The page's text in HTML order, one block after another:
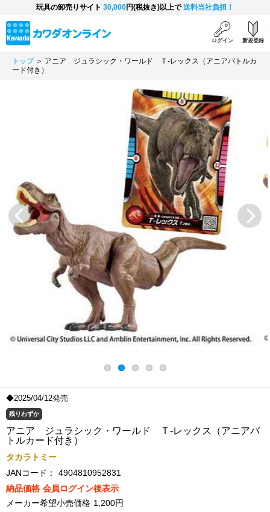
玩具の卸売りサイト 30,000円(税抜き)以上で送料当社負担！
ログイン 新規登録
トップ＞ アニア ジュラシック・ワールド Ｔ-レックス（アニアバトルカ
ード付き）
Previous
◆2025/04/12発売
残りわずか
アニア ジュラシック・ワールド Ｔ-レックス（アニアバ
トルカード付き）
タカラトミー
JANコード：
4904810952831
納品価格 会員ログイン後表示
メーカー希望小売価格 1,200円